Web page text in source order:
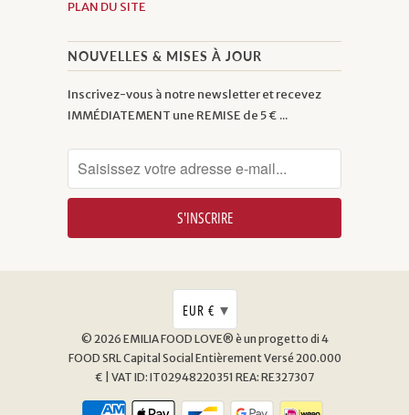
PLAN DU SITE
NOUVELLES & MISES À JOUR
Inscrivez-vous à notre newsletter et recevez
IMMÉDIATEMENT une REMISE de 5 € ...
EUR € ▾
© 2026 EMILIA FOOD LOVE® è un progetto di 4
FOOD SRL Capital Social Entièrement Versé 200.000
€ | VAT ID: IT02948220351 REA: RE327307